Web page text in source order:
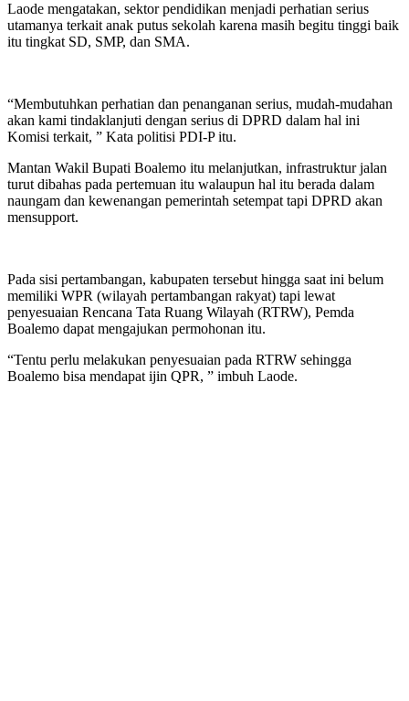
Laode mengatakan, sektor pendidikan menjadi perhatian serius
utamanya terkait anak putus sekolah karena masih begitu tinggi baik
itu tingkat SD, SMP, dan SMA.
“Membutuhkan perhatian dan penanganan serius, mudah-mudahan
akan kami tindaklanjuti dengan serius di DPRD dalam hal ini
Komisi terkait, ” Kata politisi PDI-P itu.
Mantan Wakil Bupati Boalemo itu melanjutkan, infrastruktur jalan
turut dibahas pada pertemuan itu walaupun hal itu berada dalam
naungam dan kewenangan pemerintah setempat tapi DPRD akan
mensupport.
Pada sisi pertambangan, kabupaten tersebut hingga saat ini belum
memiliki WPR (wilayah pertambangan rakyat) tapi lewat
penyesuaian Rencana Tata Ruang Wilayah (RTRW), Pemda
Boalemo dapat mengajukan permohonan itu.
“Tentu perlu melakukan penyesuaian pada RTRW sehingga
Boalemo bisa mendapat ijin QPR, ” imbuh Laode.